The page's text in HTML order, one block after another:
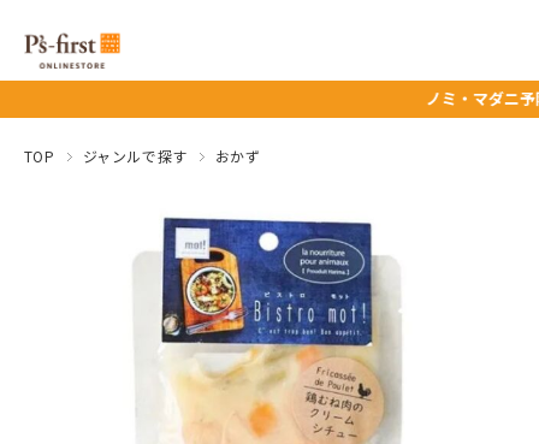
ノミ・マダニ予防薬タイム
TOP ジャンルで探す おかず